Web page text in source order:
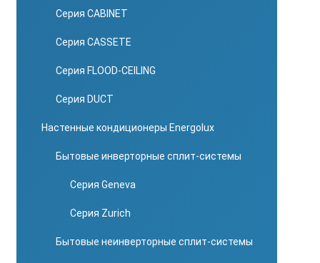
Серия CABINET
Серия CASSETE
Серия FLOOD-CEILING
Серия DUCT
Настенные кондиционеры Energolux
Бытовые инверторные сплит-системы
Серия Geneva
Серия Zurich
Бытовые неинверторные сплит-системы